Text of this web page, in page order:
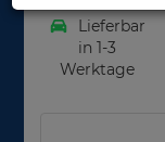
Lieferbar
in 1-3
Werktage